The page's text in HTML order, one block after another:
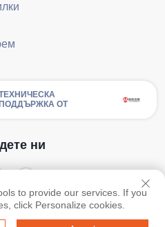
ПОДДЪРЖКА ОТ
ни
Yinmai Glass Products Co., Ltd -
-Блог
to provide our services. If you
click Personalize cookies.